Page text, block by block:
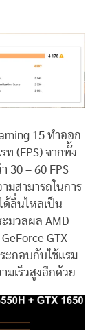
15 ทำออก
ท (FPS) จากทั้ง
30 – 60 FPS
มสามารถในการ
ด้ลื่นไหลเป็น
มวลผล AMD
GTX
ะกอบกับใช้แรม
มเร็วสูงอีกด้วย